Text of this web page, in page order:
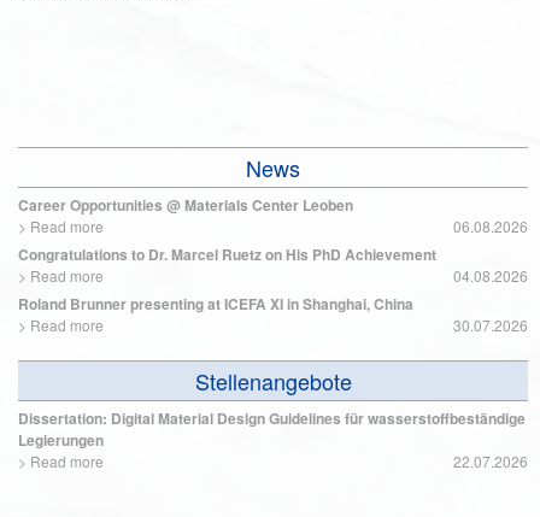
News
Career Opportunities @ Materials Center Leoben
> Read more 06.08.2026
Congratulations to Dr. Marcel Ruetz on His PhD Achievement
> Read more 04.08.2026
Roland Brunner presenting at ICEFA XI in Shanghai, China
> Read more 30.07.2026
Stellenangebote
Dissertation: Digital Material Design Guidelines für wasserstoffbeständige
Legierungen
> Read more 22.07.2026